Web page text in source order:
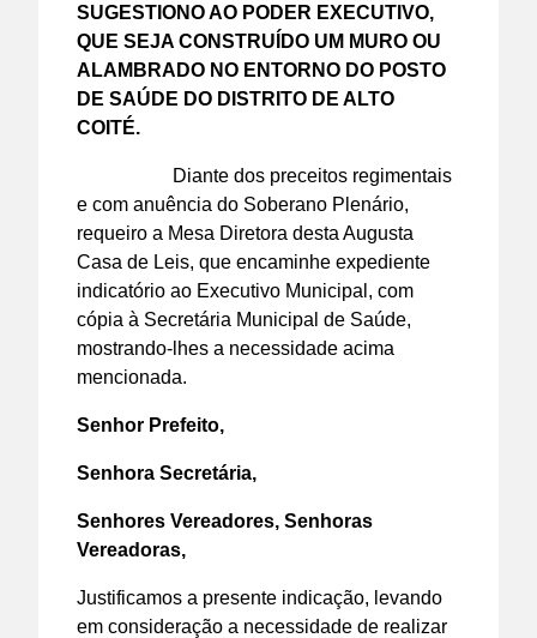
SUGESTIONO AO PODER EXECUTIVO,
QUE SEJA CONSTRUÍDO UM MURO OU
ALAMBRADO NO ENTORNO DO POSTO
DE SAÚDE DO DISTRITO DE ALTO
COITÉ.
Diante dos preceitos regimentais
e com anuência do Soberano Plenário,
requeiro a Mesa Diretora desta Augusta
Casa de Leis, que encaminhe expediente
indicatório ao Executivo Municipal, com
cópia à Secretária Municipal de Saúde,
mostrando-lhes a necessidade acima
mencionada.
Senhor Prefeito,
Senhora Secretária,
Senhores Vereadores, Senhoras
Vereadoras,
Justificamos a presente indicação, levando
em consideração a necessidade de realizar